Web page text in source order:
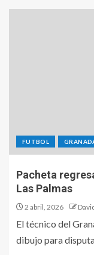
FUTBOL
Pacheta
Las Palmas
2 abril, 2026
El técnico del
dibujo para